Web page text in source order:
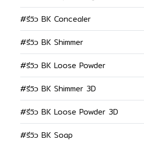
#รีวิว BK Concealer
#รีวิว BK Shimmer
#รีวิว BK Loose Powder
#รีวิว BK Shimmer 3D
#รีวิว BK Loose Powder 3D
#รีวิว BK Soap